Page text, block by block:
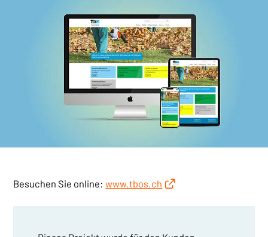
Besuchen Sie online:www.tbos.ch